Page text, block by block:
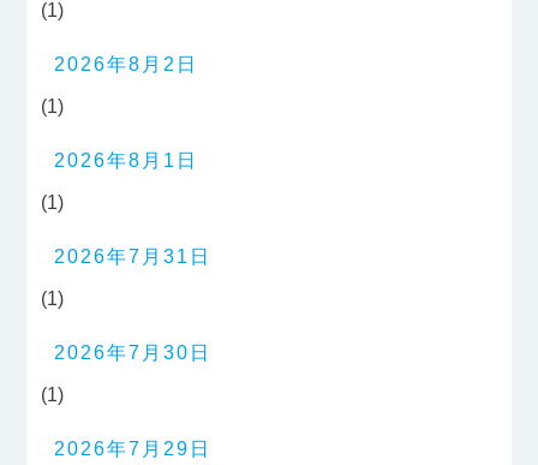
(1)
2026年8月2日
(1)
2026年8月1日
(1)
2026年7月31日
(1)
2026年7月30日
(1)
2026年7月29日